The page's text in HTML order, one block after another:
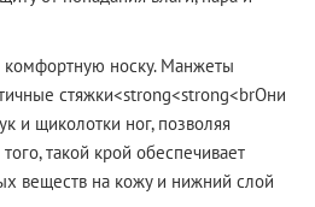
носку. Манжеты
стяжки<strong<strong<brОни
и щиколотки ног, позволяя
такой крой обеспечивает
веществ на кожу и нижний слой